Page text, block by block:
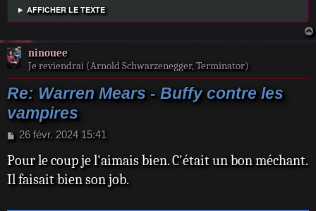
AFFICHER LE TEXTE
ninouee
Je reviendrai (Arnold Schwarzenegger, Terminator)
Re: Warren Mears - Buffy contre les
vampires
M
s
s
a
26 févr. 2024 15:41
Pour le coup je l'aimais bien. C'était un bon méchant.
Il faisait bien son job.